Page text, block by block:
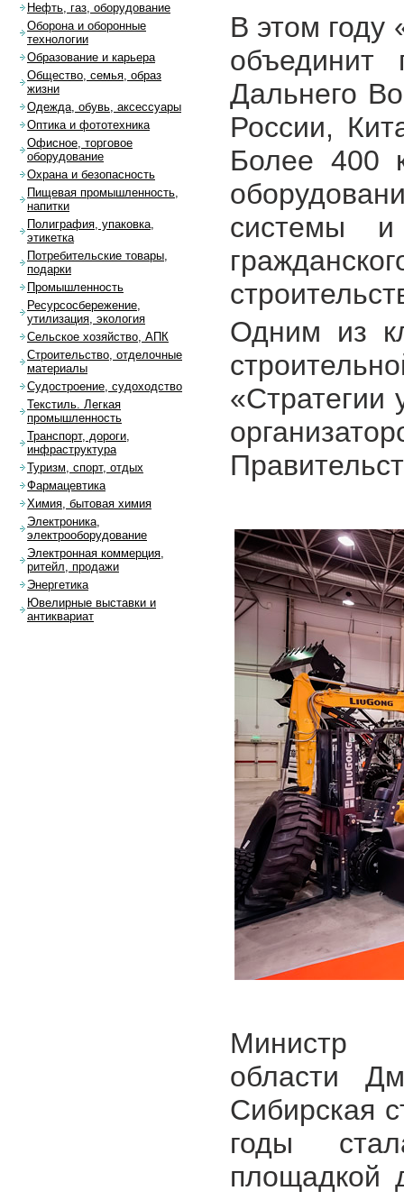
В этом году
объединит
Дальнего
России,
Более 400
системы и
Одним из
«Стратегии
Министр
области
Сибирская
годы
площадкой
Нефть, газ, оборудование
Оборона и оборонные
технологии
Образование и карьера
Общество, семья, образ
жизни
Одежда, обувь, аксессуары
Оптика и фототехника
Офисное, торговое
оборудование
Охрана и безопасность
Пищевая промышленность,
напитки
Полиграфия, упаковка,
этикетка
Потребительские товары,
подарки
Промышленность
Ресурсосбережение,
утилизация, экология
Сельское хозяйство, АПК
Строительство, отделочные
материалы
Судостроение, судоходство
Текстиль. Легкая
промышленность
Транспорт, дороги,
инфраструктура
Туризм, спорт, отдых
Фармацевтика
Химия, бытовая химия
Электроника,
электрооборудование
Электронная коммерция,
ритейл, продажи
Энергетика
Ювелирные выставки и
антиквариат